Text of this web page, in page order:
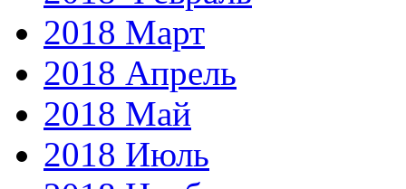
2018 Март
2018 Апрель
2018 Май
2018 Июль